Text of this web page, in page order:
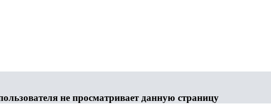
не просматривает данную страницу